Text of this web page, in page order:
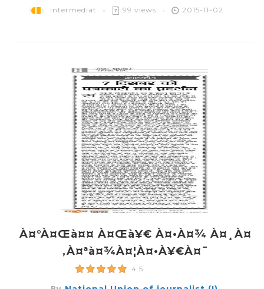
Intermediat
99 views 2015-11-02
À¤°à¤œà¤¤ À¤œà¥€ À¤•à¤¾ À¤¸à¤
‚à¤ªà¤¾à¤¦à¤•à¥€à¤¯
4.5